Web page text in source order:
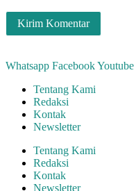
Whatsapp FacebookYoutube
Tentang Kami
Redaksi
Kontak
Newsletter
Tentang Kami
Redaksi
Kontak
Newsletter